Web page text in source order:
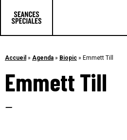
Les articles
Accueil » Agenda » Biopic » Emmett Till
Emmett Till
–